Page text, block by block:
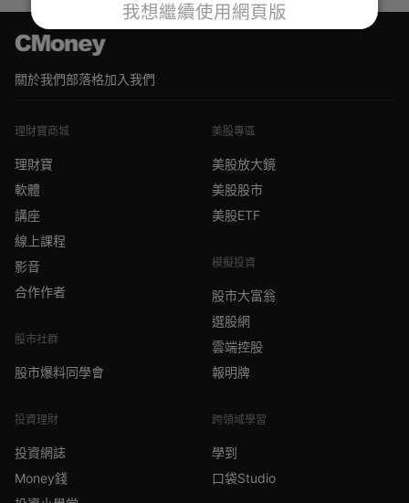
關於我們部落格加入我們
理財寶商城
理財寶
軟體
講座
線上課程
影音
合作作者
股市社群
股市爆料同學會
投資理財
投資網誌
Money錢
美股專區
美股放大鏡
美股股市
美股ETF
模擬投資
股市大富翁
選股網
雲端控股
報明牌
跨領域學習
學到
口袋Studio
我想繼續使用網頁版